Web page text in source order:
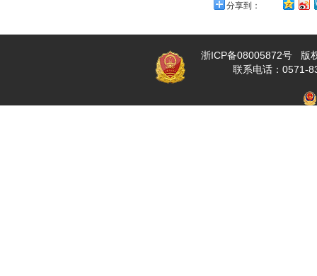
分享到：
浙ICP备08005872号 版
联系电话：